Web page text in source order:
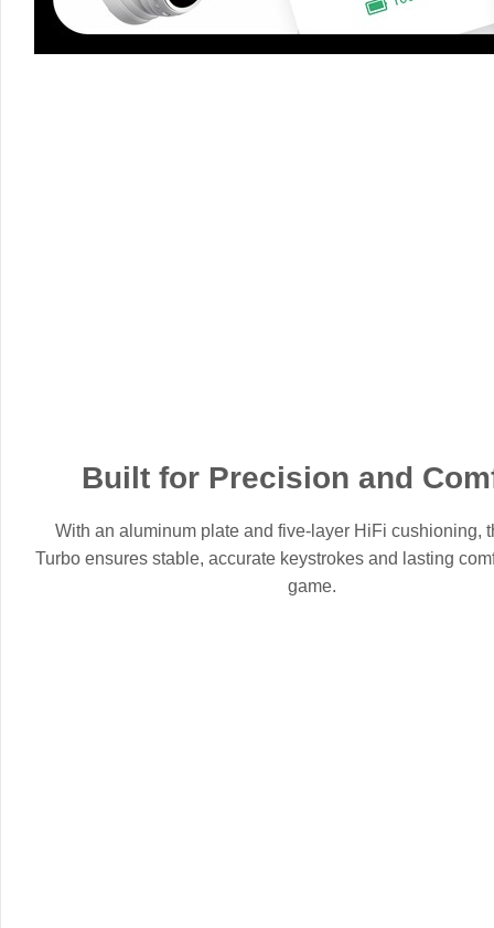
Built for Precision and
With an aluminum plate and five-layer HiFi cushioning,
Turbo ensures stable, accurate keystrokes and lasting
game.